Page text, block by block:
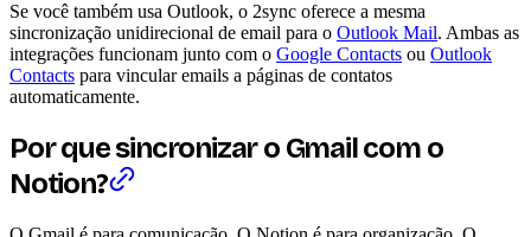
Se você também usa Outlook, o 2sync oferece a mesma
sincronização unidirecional de email para o Outlook Mail. Ambas as
integrações funcionam junto com o Google Contacts ou Outlook
Contacts para vincular emails a páginas de contatos
automaticamente.
Por que sincronizar o Gmail com o
Notion?